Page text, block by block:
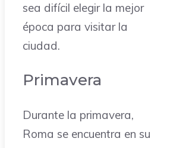
sea difícil elegir la mejor
época para visitar la
ciudad.
Primavera
Durante la primavera,
Roma se encuentra en su